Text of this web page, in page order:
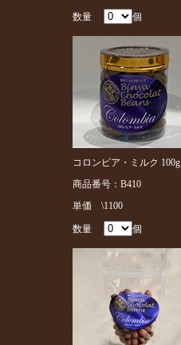
数量 個
コロンビア・ミルク 100g
商品番号：B410
単価 \1100
数量 個